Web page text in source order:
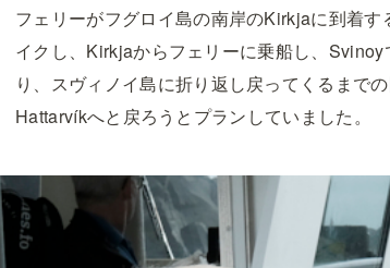
フェリーがフグロイ島の南岸のKirkjaに到着
イクし、Kirkjaからフェリーに乗船し、
り、スヴィノイ島に折り返し戻ってくるまで
Hattarvíkへと戻ろうとプランしていました。